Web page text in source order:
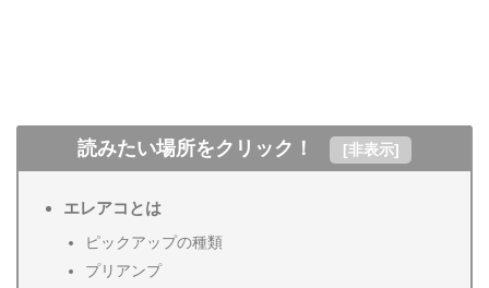
読みたい場所をクリック！ [非表示]
エレアコとは
ピックアップの種類
プリアンプ